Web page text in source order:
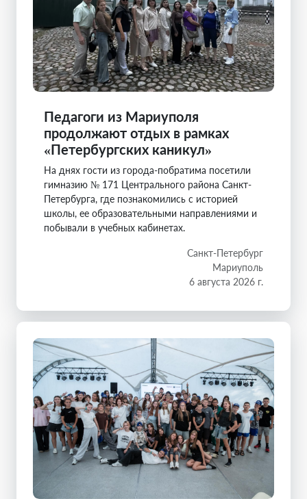
Педагоги из Мариуполя
продолжают отдых в рамках
«Петербургских каникул»
На днях гости из города-побратима посетили
гимназию № 171 Центрального района Санкт-
Петербурга, где познакомились с историей
школы, ее образовательными направлениями и
побывали в учебных кабинетах.
Санкт-Петербург
Мариуполь
6 августа 2026 г.